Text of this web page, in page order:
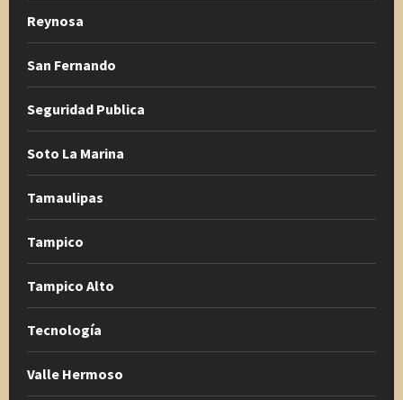
Reynosa
San Fernando
Seguridad Publica
Soto La Marina
Tamaulipas
Tampico
Tampico Alto
Tecnología
Valle Hermoso